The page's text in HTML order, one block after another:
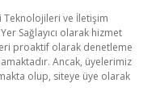
Teknolojileri ve İletişim
Sağlayıcı olarak hizmet
proaktif olarak denetleme
Ancak, üyelerimiz
olup, siteye üye olarak